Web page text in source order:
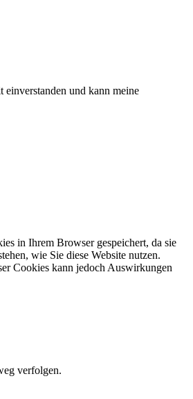
einverstanden und kann meine
in Ihrem Browser gespeichert, da sie
wie Sie diese Website nutzen.
Cookies kann jedoch Auswirkungen
verfolgen.